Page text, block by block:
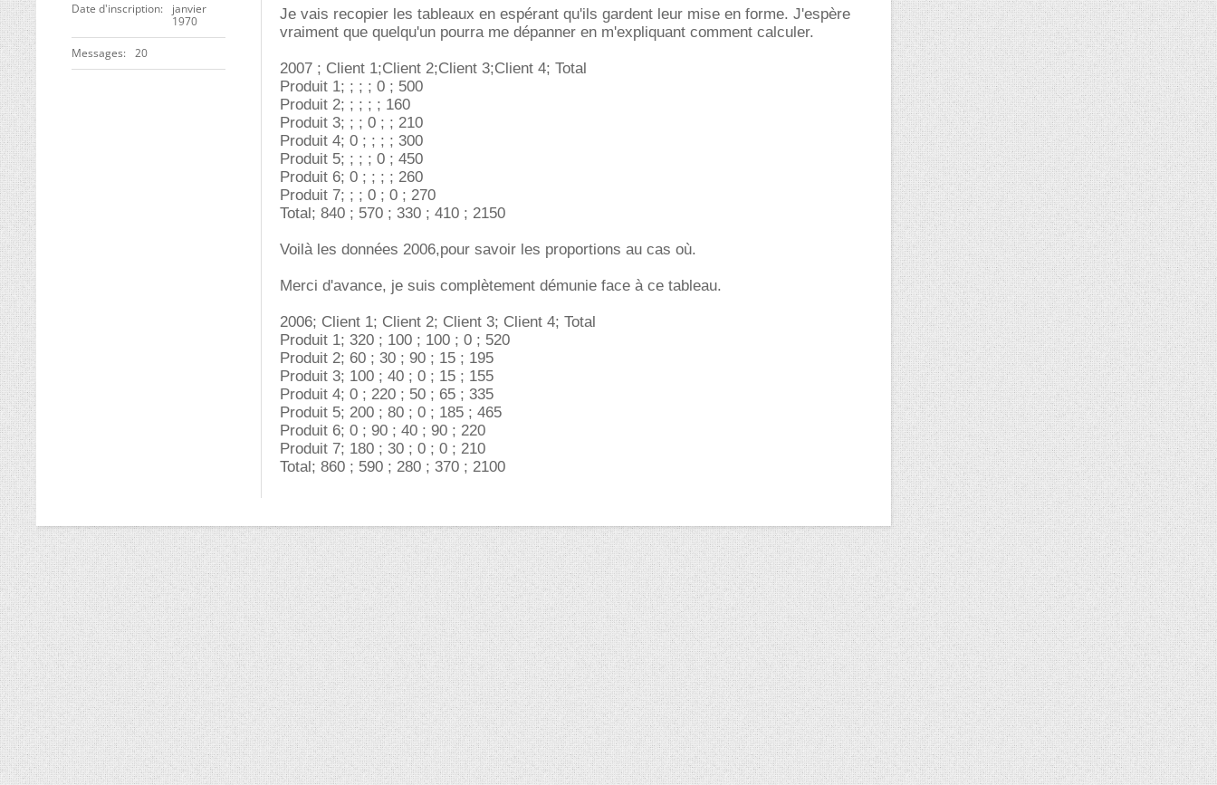
Date d'inscription
janvier
1970
Messages 20
Je vais recopier les tableaux en espérant qu'ils gardent leur mise en forme. J'espère
vraiment que quelqu'un pourra me dépanner en m'expliquant comment calculer.
2007 ; Client 1;Client 2;Client 3;Client 4; Total
Produit 1; ; ; ; 0 ; 500
Produit 2; ; ; ; ; 160
Produit 3; ; ; 0 ; ; 210
Produit 4; 0 ; ; ; ; 300
Produit 5; ; ; ; 0 ; 450
Produit 6; 0 ; ; ; ; 260
Produit 7; ; ; 0 ; 0 ; 270
Total; 840 ; 570 ; 330 ; 410 ; 2150
Voilà les données 2006,pour savoir les proportions au cas où.
Merci d'avance, je suis complètement démunie face à ce tableau.
2006; Client 1; Client 2; Client 3; Client 4; Total
Produit 1; 320 ; 100 ; 100 ; 0 ; 520
Produit 2; 60 ; 30 ; 90 ; 15 ; 195
Produit 3; 100 ; 40 ; 0 ; 15 ; 155
Produit 4; 0 ; 220 ; 50 ; 65 ; 335
Produit 5; 200 ; 80 ; 0 ; 185 ; 465
Produit 6; 0 ; 90 ; 40 ; 90 ; 220
Produit 7; 180 ; 30 ; 0 ; 0 ; 210
Total; 860 ; 590 ; 280 ; 370 ; 2100